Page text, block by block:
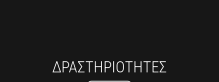
ΔΡΑΣΤΗΡΙΟΤΗΤΕΣ